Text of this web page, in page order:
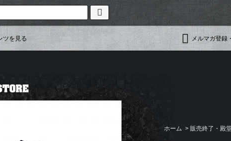
ツを見る メルマガ登録
ホーム > 販売終了・殿